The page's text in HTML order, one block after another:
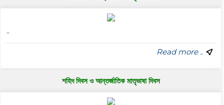
..
Read more ..
শহিদ দিবস ও আন্তর্জাতিক মাতৃভাষা দিবস